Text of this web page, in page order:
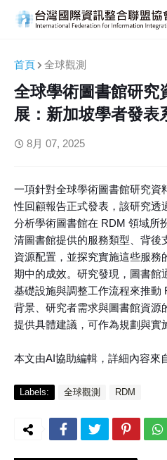
首頁 全球觀測
全球學術圖書館研究
展：新加坡學者發表
8月 07, 2025
一項針對全球學術圖書館研究資
性回顧報告正式發表，該研究透
分析學術圖書館在 RDM 領域所
清圖書館提供的服務類型、背後
資源配置，並探究實施這些服務
期中的成效。研究發現，圖書館
基礎設施與調整工作流程來推動
背景、研究者需求與圖書館資源
提供具體建議，可作為規劃與實
本文由AI協助編輯，詳細內容來
Labels: 全球觀測 RDM